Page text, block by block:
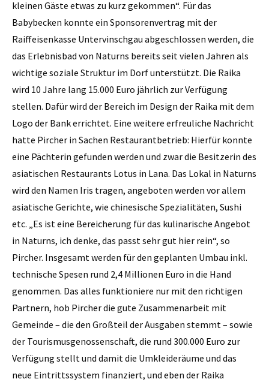
kleinen Gäste etwas zu kurz gekommen“. Für das
Babybecken konnte ein Sponsorenvertrag mit der
Raiffeisenkasse Untervinschgau abgeschlossen werden, die
das Erlebnisbad von Naturns bereits seit vielen Jahren als
wichtige soziale Struktur im Dorf unterstützt. Die Raika
wird 10 Jahre lang 15.000 Euro jährlich zur Verfügung
stellen. Dafür wird der Bereich im Design der Raika mit dem
Logo der Bank errichtet. Eine weitere erfreuliche Nachricht
hatte Pircher in Sachen Restaurantbetrieb: Hierfür konnte
eine Pächterin gefunden werden und zwar die Besitzerin des
asiatischen Restaurants Lotus in Lana. Das Lokal in Naturns
wird den Namen Iris tragen, angeboten werden vor allem
asiatische Gerichte, wie chinesische Spezialitäten, Sushi
etc. „Es ist eine Bereicherung für das kulinarische Angebot
in Naturns, ich denke, das passt sehr gut hier rein“, so
Pircher. Insgesamt werden für den geplanten Umbau inkl.
technische Spesen rund 2,4 Millionen Euro in die Hand
genommen. Das alles funktioniere nur mit den richtigen
Partnern, hob Pircher die gute Zusammenarbeit mit
Gemeinde – die den Großteil der Ausgaben stemmt – sowie
der Tourismusgenossenschaft, die rund 300.000 Euro zur
Verfügung stellt und damit die Umkleideräume und das
neue Eintrittssystem finanziert, und eben der Raika